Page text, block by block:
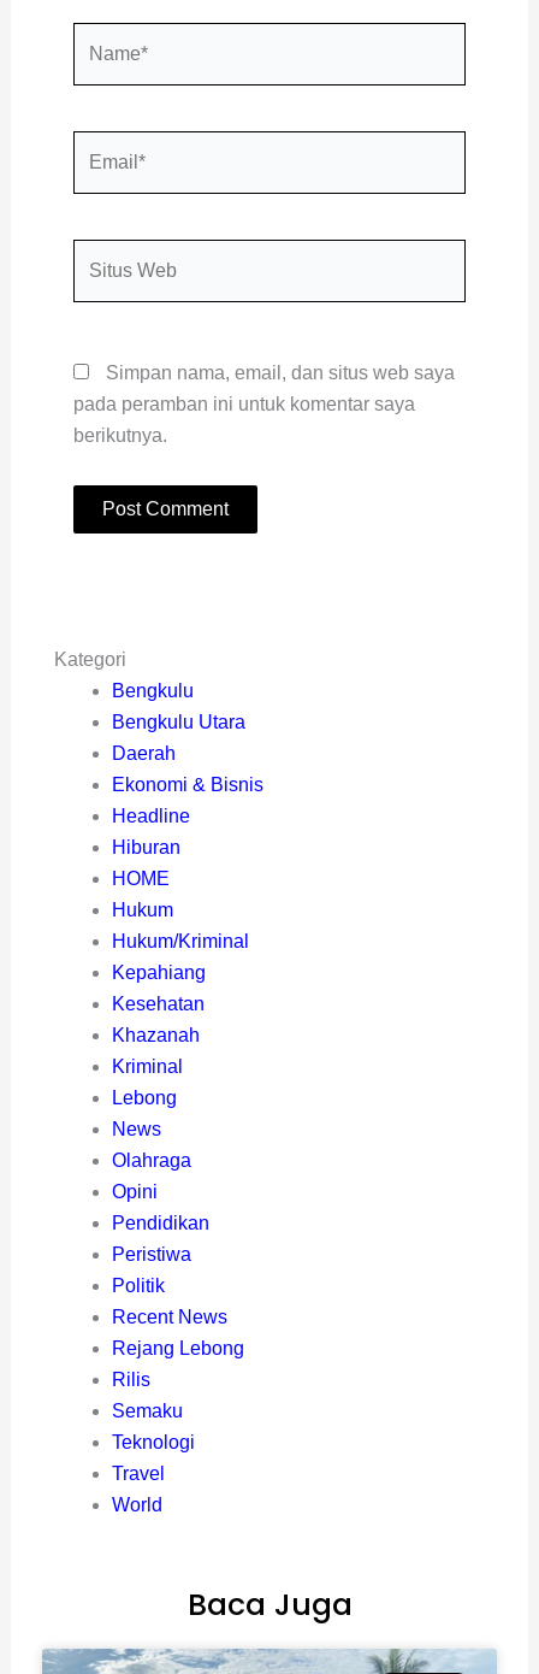
Simpan nama, email, dan situs web saya
pada peramban ini untuk komentar saya
berikutnya.
Kategori
Bengkulu
Bengkulu Utara
Daerah
Ekonomi & Bisnis
Headline
Hiburan
HOME
Hukum
Hukum/Kriminal
Kepahiang
Kesehatan
Khazanah
Kriminal
Lebong
News
Olahraga
Opini
Pendidikan
Peristiwa
Politik
Recent News
Rejang Lebong
Rilis
Semaku
Teknologi
Travel
World
Baca Juga